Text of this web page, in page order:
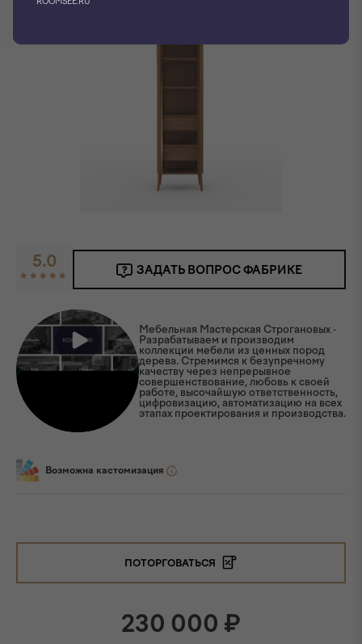
5.0 ЗАДАТЬ ВОПРОС ФАБРИКЕ
Мебельная Мастерская Строгановых -
Разрабатываем и производим
коллекции мебели из ценных пород
дерева. Стремимся к безупречному
качеству через непрерывное
совершенствование, любовь к своей
работе, высочайшую ответственность,
цифровизацию, автоматизацию на всех
этапах проектирования и производства.
Возможна кастомизация
ПОТОРГОВАТЬСЯ
230 000 ₽